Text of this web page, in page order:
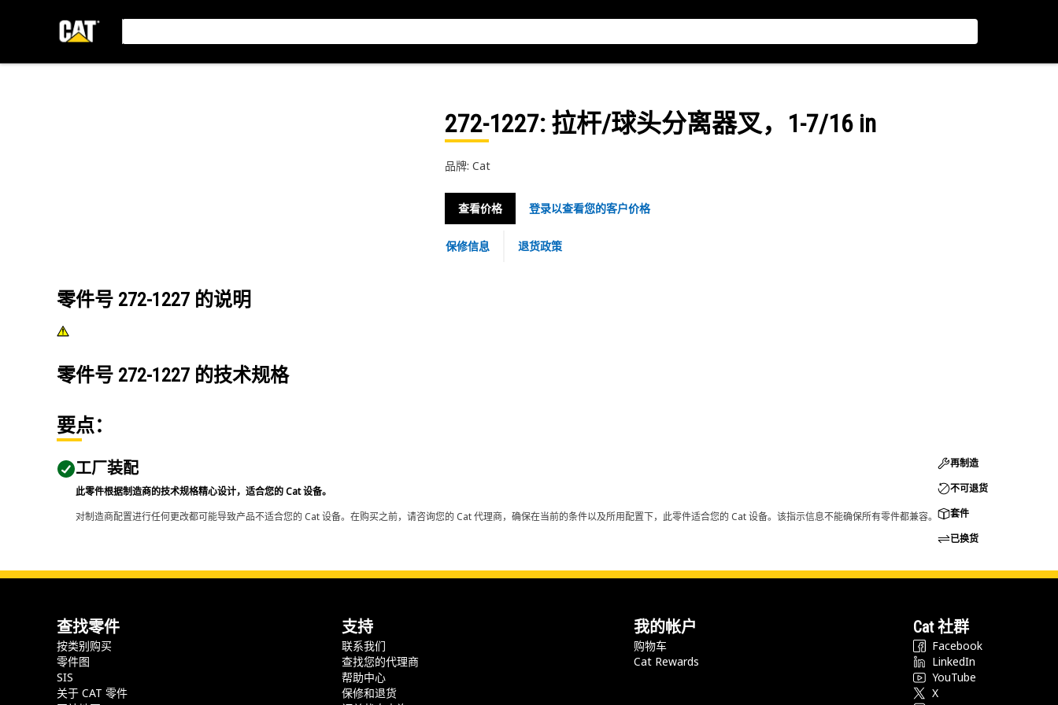
272-1227: 拉杆/球头分离器叉，1-7/16 in
品牌: Cat
查看价格 登录以查看您的客户价格
保修信息 退货政策
零件号 272-1227 的说明
零件号 272-1227 的技术规格
要点：
工厂装配
此零件根据制造商的技术规格精心设计，适合您的 Cat 设备。
对制造商配置进行任何更改都可能导致产品不适合您的 Cat 设备。在购买之前，请咨询您的 Cat 代理商，确保在当前的条件以及所用配置下，此零件适合您的 Cat 设备。该指示信息不能确保所有零件都兼容。
再制造
不可退货
套件
已换货
查找零件
按类别购买
零件图
SIS
关于 CAT 零件
支持
联系我们
查找您的代理商
帮助中心
保修和退货
我的帐户
购物车
Cat Rewards
Cat 社群
Facebook
LinkedIn
YouTube
X